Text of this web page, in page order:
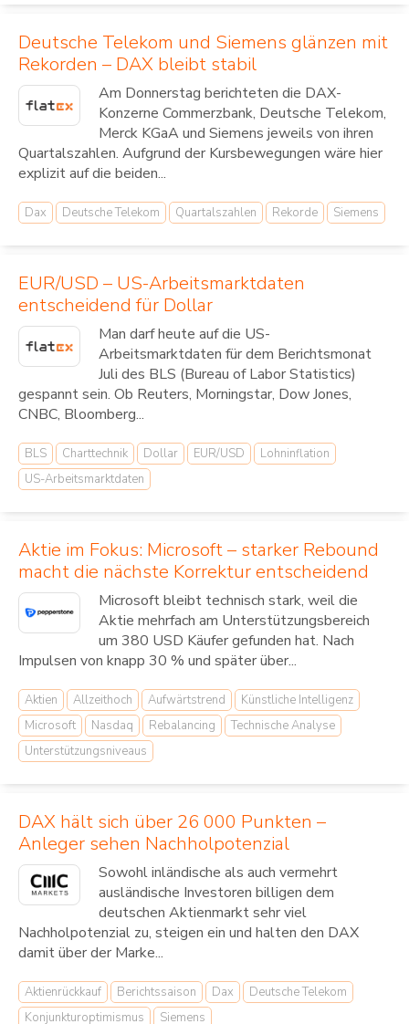
Deutsche Telekom und Siemens glänzen mit
Rekorden – DAX bleibt stabil
Am Donnerstag berichteten die DAX-
Konzerne Commerzbank, Deutsche Telekom,
Merck KGaA und Siemens jeweils von ihren
Quartalszahlen. Aufgrund der Kursbewegungen wäre hier
explizit auf die beiden...
Dax Deutsche Telekom Quartalszahlen Rekorde Siemens
EUR/USD – US-Arbeitsmarktdaten
entscheidend für Dollar
Man darf heute auf die US-
Arbeitsmarktdaten für dem Berichtsmonat
Juli des BLS (Bureau of Labor Statistics)
gespannt sein. Ob Reuters, Morningstar, Dow Jones,
CNBC, Bloomberg...
BLS Charttechnik Dollar EUR/USD
Lohninflation
US-Arbeitsmarktdaten
Aktie im Fokus: Microsoft – starker Rebound
macht die nächste Korrektur entscheidend
Microsoft bleibt technisch stark, weil die
Aktie mehrfach am Unterstützungsbereich
um 380 USD Käufer gefunden hat. Nach
Impulsen von knapp 30 % und später über...
Aktien Allzeithoch Aufwärtstrend
Künstliche Intelligenz
Microsoft
Nasdaq Rebalancing
Technische Analyse
Unterstützungsniveaus
DAX hält sich über 26 000 Punkten –
Anleger sehen Nachholpotenzial
Sowohl inländische als auch vermehrt
ausländische Investoren billigen dem
deutschen Aktienmarkt sehr viel
Nachholpotenzial zu, steigen ein und halten den DAX
damit über der Marke...
Aktienrückkauf Berichtssaison Dax
Deutsche Telekom
Konjunkturoptimismus
Siemens